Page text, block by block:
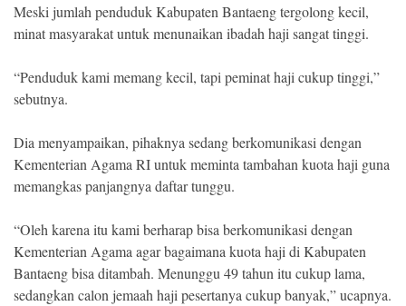
Meski jumlah penduduk Kabupaten Bantaeng tergolong kecil,
minat masyarakat untuk menunaikan ibadah haji sangat tinggi.
“Penduduk kami memang kecil, tapi peminat haji cukup tinggi,”
sebutnya.
Dia menyampaikan, pihaknya sedang berkomunikasi dengan
Kementerian Agama RI untuk meminta tambahan kuota haji guna
memangkas panjangnya daftar tunggu.
“Oleh karena itu kami berharap bisa berkomunikasi dengan
Kementerian Agama agar bagaimana kuota haji di Kabupaten
Bantaeng bisa ditambah. Menunggu 49 tahun itu cukup lama,
sedangkan calon jemaah haji pesertanya cukup banyak,” ucapnya.